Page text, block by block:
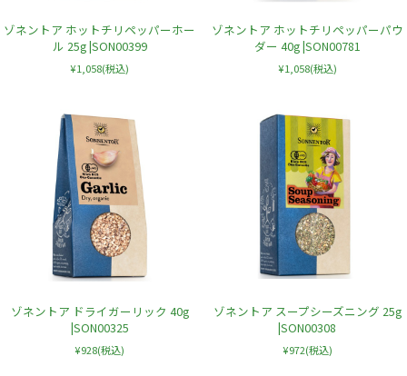
ゾネントア ホットチリペッパーホー
ル 25g |SON00399
¥1,058(税込)
ゾネントア ホットチリペッパーパウ
ダー 40g |SON00781
¥1,058(税込)
ゾネントア ドライガーリック 40g
|SON00325
¥928(税込)
ゾネントア スープシーズニング 25g
|SON00308
¥972(税込)